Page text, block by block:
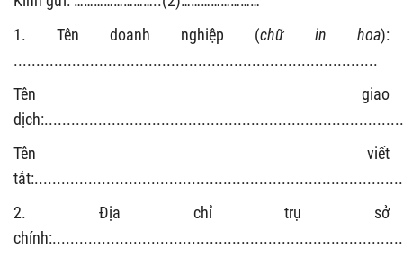
1. Tên doanh nghiệp (chữ in hoa):
.................................................................................
Tên giao
dịch:
Tên viết
tắt:
2. Địa chỉ trụ sở
chính: